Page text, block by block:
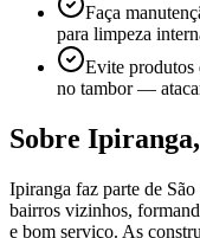
Faça
para limpeza
Evite produtos
no tambor —
Sobre Ipiranga,
Ipiranga faz parte de
bairros vizinhos,
e bom serviço. As